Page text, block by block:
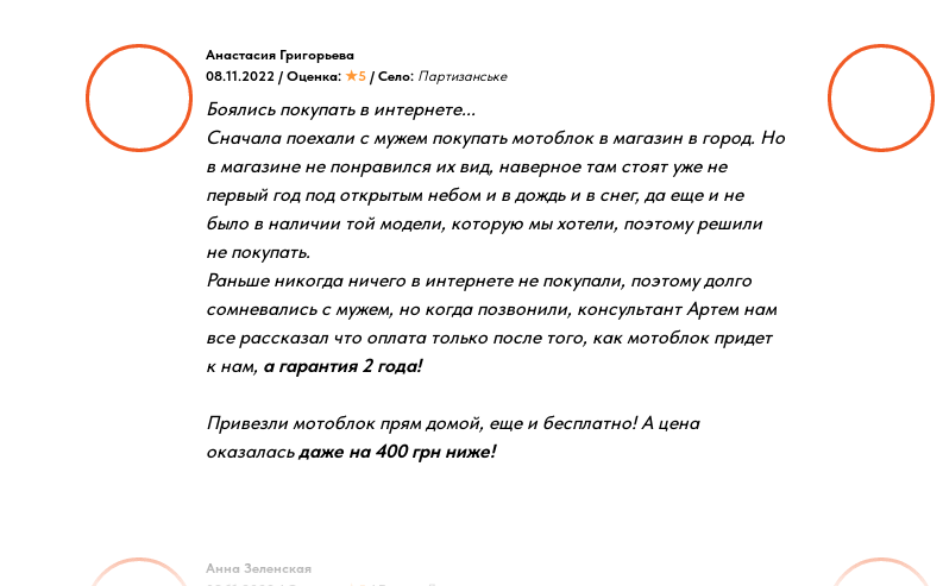
Боялись покупать в интернете...
Сначала поехали с мужем покупать мотоблок в магазин в город. Но
в магазине не понравился их вид, наверное там стоят уже не
первый год под открытым небом и в дождь и в снег, да еще и не
было в наличии той модели, которую мы хотели, поэтому решили
не покупать.
Раньше никогда ничего в интернете не покупали, поэтому долго
сомневались с мужем, но когда позвонили, консультант Артем нам
все рассказал что оплата только после того, как мотоблок придет
к нам, а гарантия 2 года!
Привезли мотоблок прям домой, еще и бесплатно! А цена
оказаласьдаже на 400 грн ниже!
Анастасия Григорьева
08.11.2022 / Оценка: ★5 / Село: Партизанське
Анна Зеленская